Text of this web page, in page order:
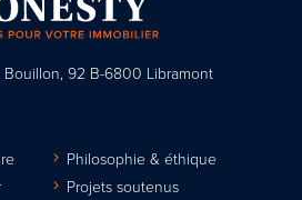
92 B-6800 Libramont
Philosophie & éthique
Projets soutenus